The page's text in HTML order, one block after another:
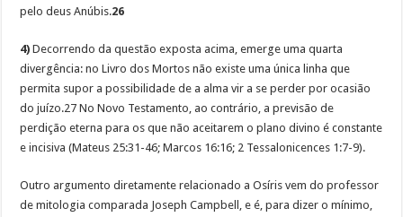
pelo deus Anúbis.26
4) Decorrendo da questão exposta acima, emerge uma quarta
divergência: no Livro dos Mortos não existe uma única linha que
permita supor a possibilidade de a alma vir a se perder por ocasião
do juízo.27 No Novo Testamento, ao contrário, a previsão de
perdição eterna para os que não aceitarem o plano divino é constante
e incisiva (Mateus 25:31-46; Marcos 16:16; 2 Tessalonicences 1:7-9).
Outro argumento diretamente relacionado a Osíris vem do professor
de mitologia comparada Joseph Campbell, e é, para dizer o mínimo,